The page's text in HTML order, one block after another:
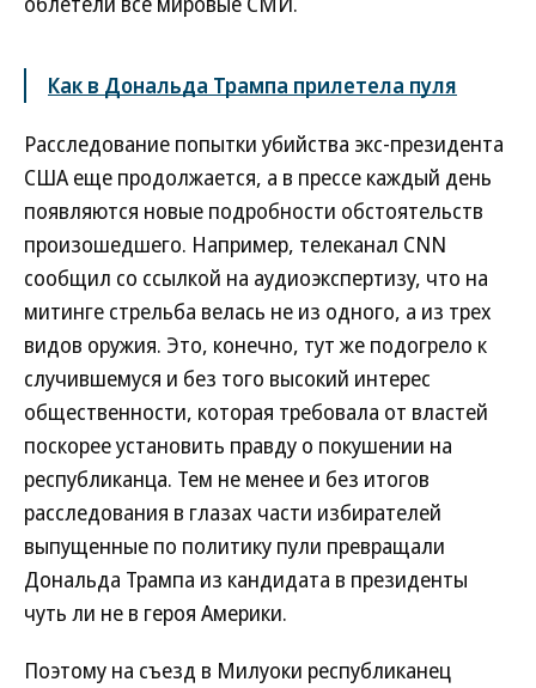
Как в Дональда Трампа прилетела пуля
Расследование попытки убийства экс-президента
США еще продолжается, а в прессе каждый день
появляются новые подробности обстоятельств
произошедшего. Например, телеканал СNN
сообщил со ссылкой на аудиоэкспертизу, что на
митинге стрельба велась не из одного, а из трех
видов оружия. Это, конечно, тут же подогрело к
случившемуся и без того высокий интерес
общественности, которая требовала от властей
поскорее установить правду о покушении на
республиканца. Тем не менее и без итогов
расследования в глазах части избирателей
выпущенные по политику пули превращали
Дональда Трампа из кандидата в президенты
чуть ли не в героя Америки.
Поэтому на съезд в Милуоки республиканец